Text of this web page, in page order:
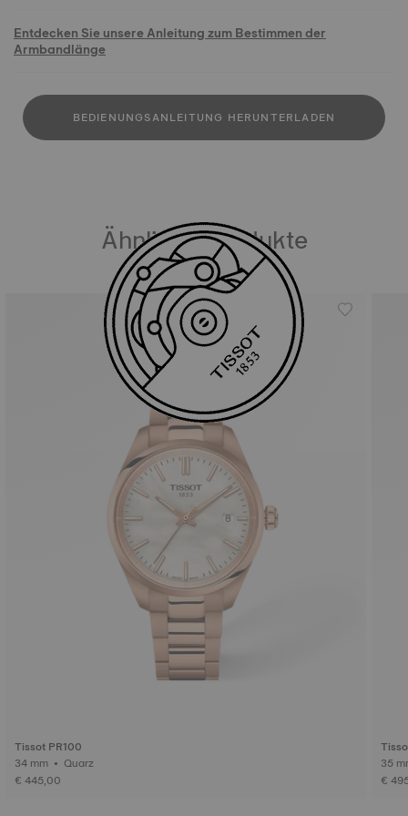
Entdecken Sie unsere Anleitung zum Bestimmen der
Armbandlänge
BEDIENUNGSANLEITUNG HERUNTERLADEN
Ähnliche Produkte
Tissot PR100
34 mm • Quarz
€ 445,00
€